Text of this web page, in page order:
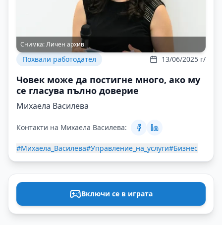
Снимка:Личен архив
Похвали работодател 13/06/2025 г/
Човек може да постигне много, ако му
се гласува пълно доверие
Михаела Василева
Контакти на Михаела Василева:
#Михаела_Василева#Управление_на_услуги#Бизнес
Включи се в играта